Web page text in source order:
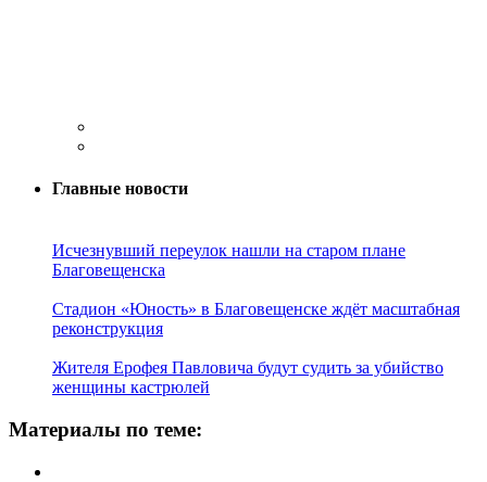
Главные новости
Исчезнувший переулок нашли на старом плане
Благовещенска
Стадион «Юность» в Благовещенске ждёт масштабная
реконструкция
Жителя Ерофея Павловича будут судить за убийство
женщины кастрюлей
Материалы по теме: